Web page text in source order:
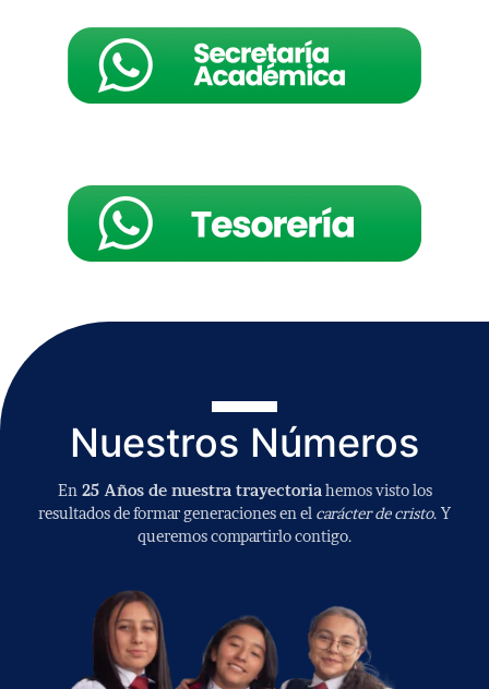
Nuestros Números
En 25 Años de nuestra trayectoria hemos visto los
resultados de formar generaciones en el carácter de cristo. Y
queremos compartirlo contigo.